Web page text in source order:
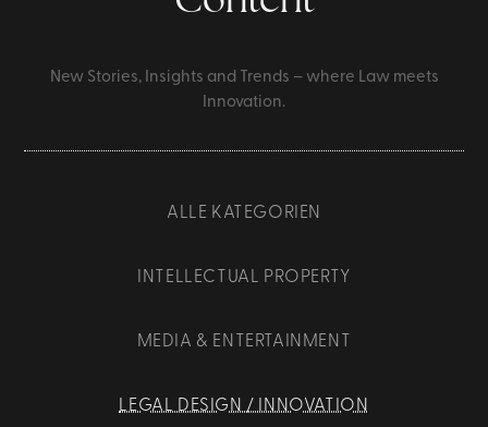
New Stories, Insights and Trends – where Law meets
Innovation.
ALLE KATEGORIEN
INTELLECTUAL PROPERTY
MEDIA & ENTERTAINMENT
LEGAL DESIGN / INNOVATION